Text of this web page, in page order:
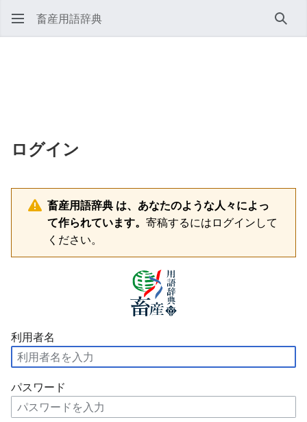
畜産用語辞典 検索
ログイン
畜産用語辞典 は、あなたのような人々によっ
て作られています。 寄稿するにはログインして
ください。
利用者名
パスワード